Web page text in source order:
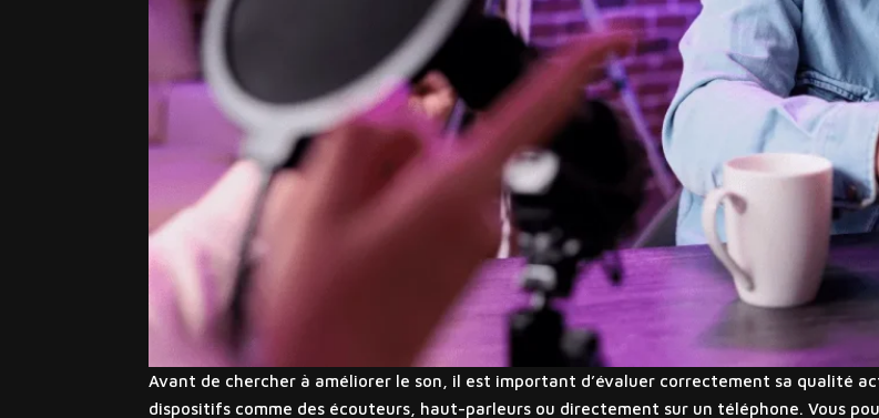
Avant de chercher à améliorer le son, il est important d’évaluer correctement sa qualité
dispositifs comme des écouteurs, haut-parleurs ou directement sur un téléphone. Vous